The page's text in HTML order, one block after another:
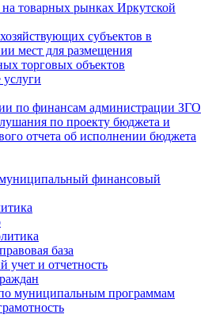
товарных рынках Иркутской
субъектов в
мест для размещения
торговых объектов
по финансам администрации ЗГО
по проекту бюджета и
отчета об исполнении бюджета
финансовый
база
учет и отчетность
муниципальным программам